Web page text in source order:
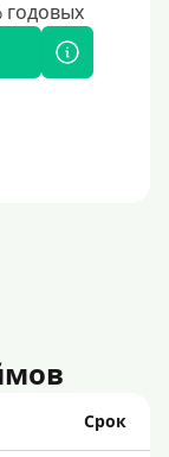
Срок